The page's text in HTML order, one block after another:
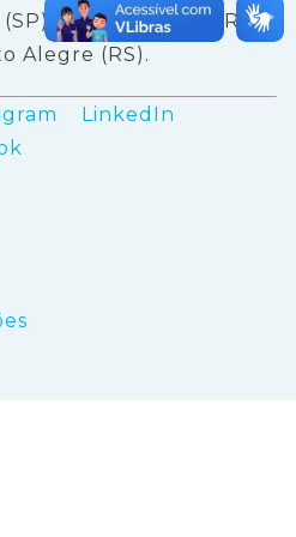
Rio de Janeiro (RJ),
Alegre (RS).
LinkedIn